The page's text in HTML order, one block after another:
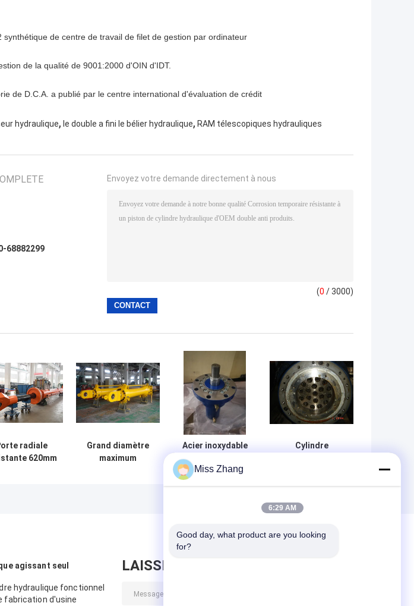
synthétique de centre de travail de filet de gestion par ordinateur
de la qualité de 9001:2000 d'OIN d'IDT.
de D.C.A. a publié par le centre international d'évaluation de crédit
hydraulique, le double a fini le bélier hydraulique, RAM télescopiques hydrauliques
68882299
Envoyez votre demande directement à nous
(0 / 3000)
radiale
620mm
Grand diamètre
maximum
Acier inoxydable
multifonctionnel
Cylindre
nucléaire
agissant seul
hydraulique fonctionnel
fabrication d'usine
LAISSEZ UN MESSAGE
Miss Zhang
6:29 AM
Good day, what product are you looking
for?